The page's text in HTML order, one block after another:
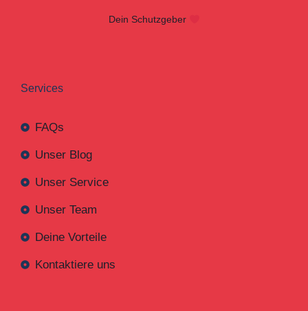
Dein Schutzgeber
Services
FAQs
Unser Blog
Unser Service
Unser Team
Deine Vorteile
Kontaktiere uns